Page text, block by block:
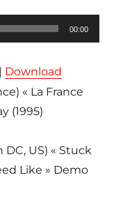
00:00
| Download
« La France
(1995)
US) « Stuck
Like » Demo